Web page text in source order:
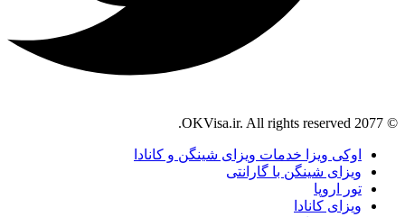
© 2077 OKVisa.ir. All rights reserved.
اوکی ویزا خدمات ویزای شینگن و کانادا
ویزای شینگن با گارانتی
تور اروپا
ویزای کانادا